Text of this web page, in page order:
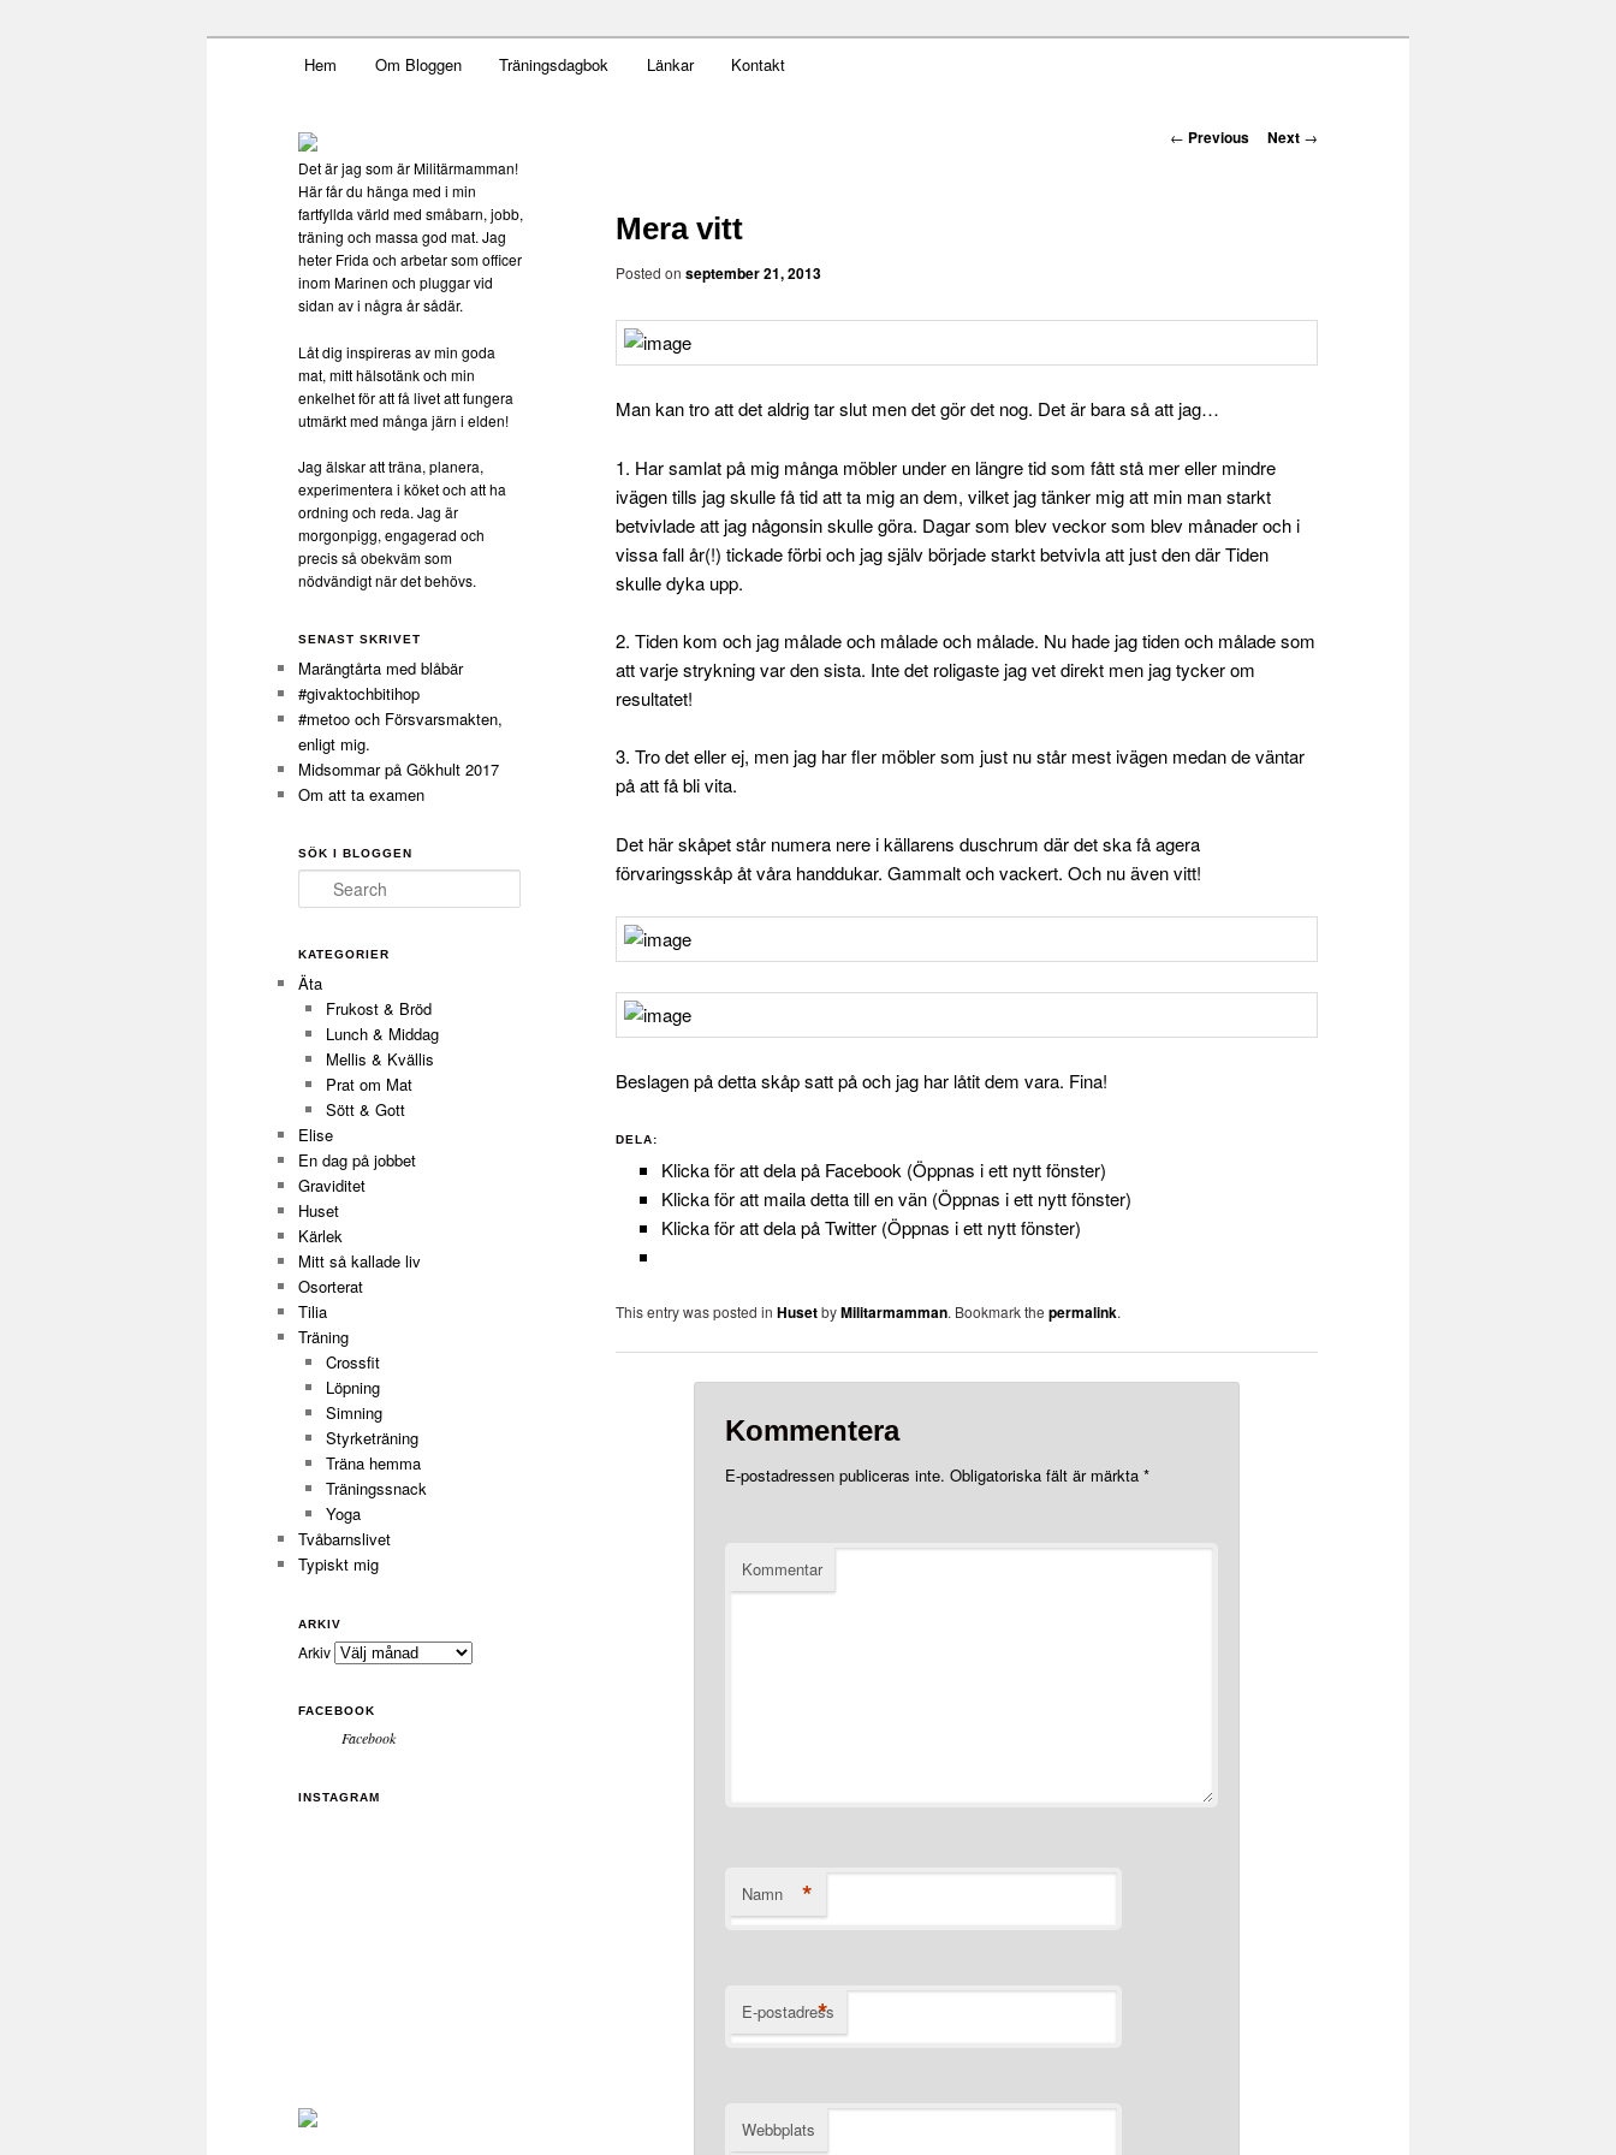
Militärmamman
Skip to primary content
Hem Om Bloggen Träningsdagbok Länkar Kontakt
Post navigation
← Previous Next →
Mera vitt
Posted on september 21, 2013
Man kan tro att det aldrig tar slut men det gör det nog. Det är bara så att jag…
1. Har samlat på mig många möbler under en längre tid som fått stå mer eller mindre
ivägen tills jag skulle få tid att ta mig an dem, vilket jag tänker mig att min man starkt
betvivlade att jag någonsin skulle göra. Dagar som blev veckor som blev månader och i
vissa fall år(!) tickade förbi och jag själv började starkt betvivla att just den där Tiden
skulle dyka upp.
2. Tiden kom och jag målade och målade och målade. Nu hade jag tiden och målade som
att varje strykning var den sista. Inte det roligaste jag vet direkt men jag tycker om
resultatet!
3. Tro det eller ej, men jag har fler möbler som just nu står mest ivägen medan de väntar
på att få bli vita.
Det här skåpet står numera nere i källarens duschrum där det ska få agera
förvaringsskåp åt våra handdukar. Gammalt och vackert. Och nu även vitt!
Beslagen på detta skåp satt på och jag har låtit dem vara. Fina!
DELA:
Klicka för att dela på Facebook (Öppnas i ett nytt fönster)
Klicka för att maila detta till en vän (Öppnas i ett nytt fönster)
Klicka för att dela på Twitter (Öppnas i ett nytt fönster)
This entry was posted in HusetbyMilitarmamman. Bookmark the permalink.
Kommentera
E-postadressen publiceras inte. Obligatoriska fält är märkta *
Kommentar
Namn *
E-postadress
*
Webbplats
Det är jag som är Militärmamman!
Här får du hänga med i min
fartfyllda värld med småbarn, jobb,
träning och massa god mat. Jag
heter Frida och arbetar som officer
inom Marinen och pluggar vid
sidan av i några år sådär.
Låt dig inspireras av min goda
mat, mitt hälsotänk och min
enkelhet för att få livet att fungera
utmärkt med många järn i elden!
Jag älskar att träna, planera,
experimentera i köket och att ha
ordning och reda. Jag är
morgonpigg, engagerad och
precis så obekväm som
nödvändigt när det behövs.
SENAST SKRIVET
Marängtårta med blåbär
#givaktochbitihop
#metoo och Försvarsmakten,
enligt mig.
Midsommar på Gökhult 2017
Om att ta examen
SÖK I BLOGGEN
Search
KATEGORIER
Äta
Frukost & Bröd
Lunch & Middag
Mellis & Kvällis
Prat om Mat
Sött & Gott
Elise
En dag på jobbet
Graviditet
Huset
Kärlek
Mitt så kallade liv
Osorterat
Tilia
Träning
Crossfit
Löpning
Simning
Styrketräning
Träna hemma
Träningssnack
Yoga
Tvåbarnslivet
Typiskt mig
ARKIV
Arkiv
FACEBOOK
Facebook
INSTAGRAM